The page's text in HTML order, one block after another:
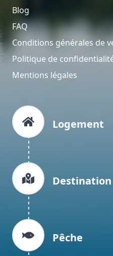
Blog
FAQ
Conditions générales de
Politique de
Mentions légales
Logement
Destination
Pêche